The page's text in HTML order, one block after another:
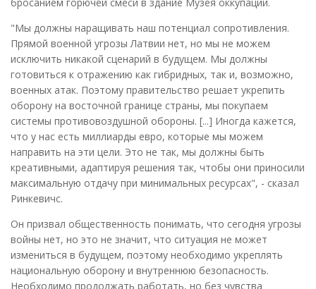
"Мы должны наращивать наш потенциал сопротивления.
Прямой военной угрозы Латвии нет, но мы не можем
исключить никакой сценарий в будущем. Мы должны
готовиться к отражению как гибридных, так и, возможно,
военных атак. Поэтому правительство решает укрепить
оборону на восточной границе страны, мы покупаем
системы противовоздушной обороны. [...] Иногда кажется,
что у нас есть миллиарды евро, которые мы можем
направить на эти цели. Это не так, мы должны быть
креативными, адаптируя решения так, чтобы они приносили
максимальную отдачу при минимальных ресурсах", - сказал
Ринкевичс.
Он призвал общественность понимать, что сегодня угрозы
войны нет, но это не значит, что ситуация не может
измениться в будущем, поэтому необходимо укреплять
национальную оборону и внутреннюю безопасность.
Необходимо продолжать работать, но без чувства